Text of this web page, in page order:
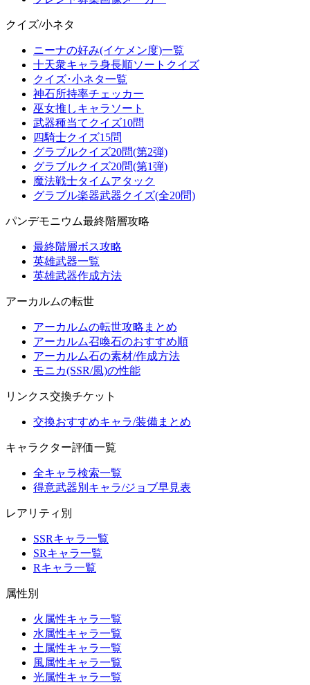
クイズ/小ネタ
ニーナの好み(イケメン度)一覧
十天衆キャラ身長順ソートクイズ
クイズ･小ネタ一覧
神石所持率チェッカー
巫女推しキャラソート
武器種当てクイズ10問
四騎士クイズ15問
グラブルクイズ20問(第2弾)
グラブルクイズ20問(第1弾)
魔法戦士タイムアタック
グラブル楽器武器クイズ(全20問)
パンデモニウム最終階層攻略
最終階層ボス攻略
英雄武器一覧
英雄武器作成方法
アーカルムの転世
アーカルムの転世攻略まとめ
アーカルム召喚石のおすすめ順
アーカルム石の素材/作成方法
モニカ(SSR/風)の性能
リンクス交換チケット
交換おすすめキャラ/装備まとめ
キャラクター評価一覧
全キャラ検索一覧
得意武器別キャラ/ジョブ早見表
レアリティ別
SSRキャラ一覧
SRキャラ一覧
Rキャラ一覧
属性別
火属性キャラ一覧
水属性キャラ一覧
土属性キャラ一覧
風属性キャラ一覧
光属性キャラ一覧